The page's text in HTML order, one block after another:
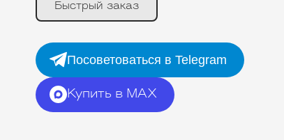
Быстрый заказ
Посоветоваться в Telegram
Купить в MAX